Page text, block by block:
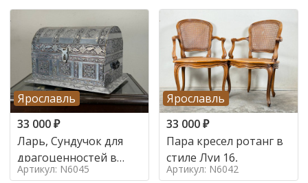
Ярославль
33 000₽
Ларь, Сундучок для
драгоценностей в
стиле
Артикул: N6045
Ярославль
33 000₽
Пара кресел ротанг в
стиле Луи 16,
Артикул: N6042